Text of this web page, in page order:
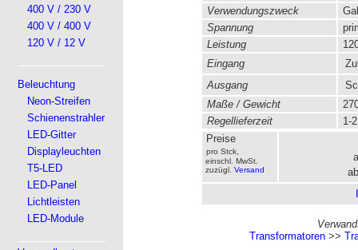
400 V / 230 V
400 V / 400 V
120 V / 12 V
Beleuchtung
Neon-Streifen
Schienenstrahler
LED-Gitter
Displayleuchten
T5-LED
LED-Panel
Lichtleisten
LED-Module
Verwendungszweck
Spannung
Leistung
Eingang
Ausgang
Maße / Gewicht
Regellieferzeit
1-
Preise
pro Stck,
einschl. MwSt.
zuzügl. Versand
Transformatoren >>